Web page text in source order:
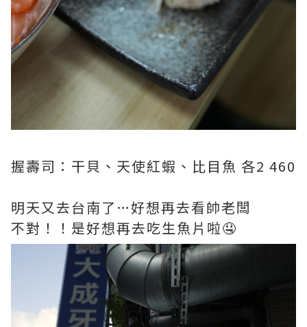
握壽司：干貝、天使紅蝦、比目魚 各2 460
明天又去台南了…好想再去看帥老闆
不對！！是好想再去吃生魚片啦🤤